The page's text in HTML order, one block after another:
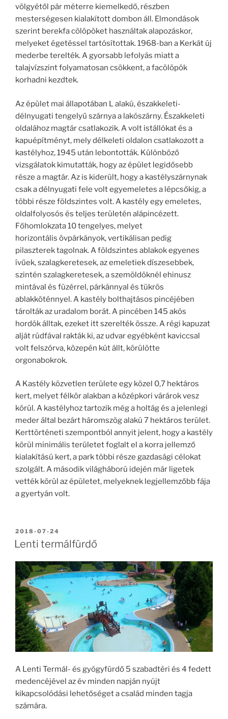
völgyétől pár méterre kiemelkedő, részben
mesterségesen kialakított dombon áll. Elmondások
szerint berekfa cölöpöket használtak alapozáskor,
melyeket égetéssel tartósítottak. 1968-ban a Kerkát új
mederbe terelték. A gyorsabb lefolyás miatt a
talajvízszint folyamatosan csökkent, a facölöpök
korhadni kezdtek.
Az épület mai állapotában L alakú, északkeleti-
délnyugati tengelyű szárnya a lakószárny. Északkeleti
oldalához magtár csatlakozik. A volt istállókat és a
kapuépítményt, mely délkeleti oldalon csatlakozott a
kastélyhoz, 1945 után lebontották. Különböző
vizsgálatok kimutatták, hogy az épület legidősebb
része a magtár. Az is kiderült, hogy a kastélyszárnynak
csak a délnyugati fele volt egyemeletes a lépcsőkig, a
többi része földszintes volt. A kastély egy emeletes,
oldalfolyosós és teljes területén alápincézett.
Főhomlokzata 10 tengelyes, melyet
horizontális övpárkányok, vertikálisan pedig
pilaszterek tagolnak. A földszintes ablakok egyenes
ívűek, szalagkeretesek, az emeletiek díszesebbek,
szintén szalagkeretesek, a szemöldöknél ehinusz
mintával és füzérrel, párkánnyal és tükrös
ablakköténnyel. A kastély bolthajtásos pincéjében
tárolták az uradalom borát. A pincében 145 akós
hordók álltak, ezeket itt szerelték össze. A régi kapuzat
alját rúdfával rakták ki, az udvar egyébként kaviccsal
volt felszórva, közepén kút állt, körülötte
orgonabokrok.
A Kastély közvetlen területe egy közel 0,7 hektáros
kert, melyet félkör alakban a középkori várárok vesz
körül. A kastélyhoz tartozik még a holtág és a jelenlegi
meder által bezárt háromszög alakú 7 hektáros terület.
Kerttörténeti szempontból annyit jelent, hogy a kastély
körül minimális területet foglalt el a korra jellemző
kialakítású kert, a park többi része gazdasági célokat
szolgált. A második világháború idején már ligetek
vették körül az épületet, melyeknek legjellemzőbb fája
a gyertyán volt.
BEKÜLDVE:
2018-07-24
Lenti termálfürdő
A Lenti Termál- és gyógyfürdő 5 szabadtéri és 4 fedett
medencéjével az év minden napján nyújt
kikapcsolódási lehetőséget a család minden tagja
számára.